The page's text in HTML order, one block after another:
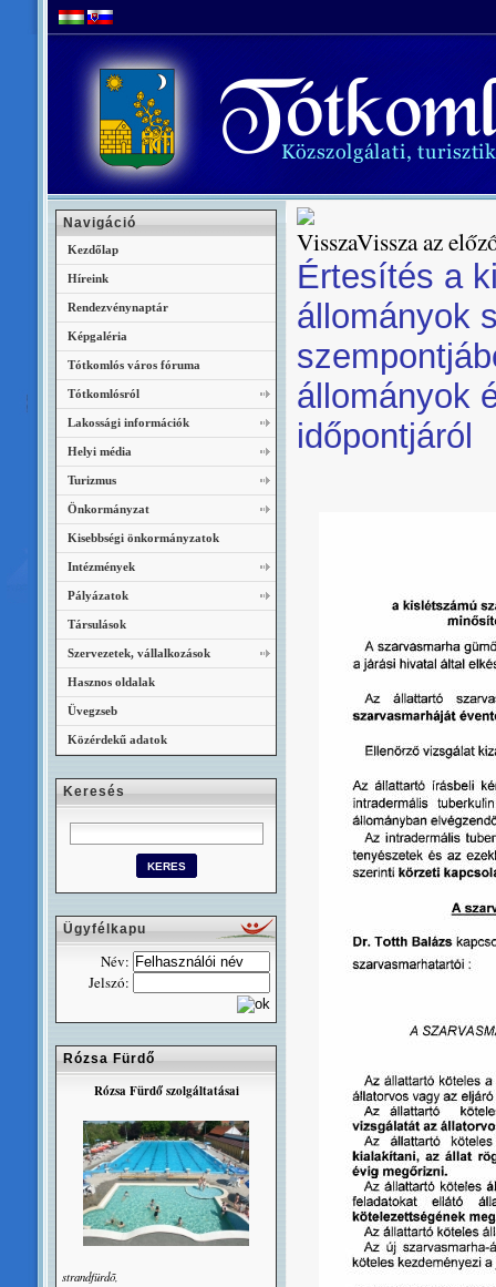
Vissza az
Értesítés a
állományok
állományok
időpontjáról
Navigáció
Kezdőlap
Híreink
Rendezvénynaptár
Képgaléria
Tótkomlós város fóruma
Tótkomlósról
Lakossági információk
Helyi média
Turizmus
Önkormányzat
Kisebbségi önkormányzatok
Intézmények
Pályázatok
Társulások
Szervezetek, vállalkozások
Hasznos oldalak
Üvegzseb
Közérdekű adatok
Keresés
Ügyfélkapu
Név:
Jelszó:
Rózsa Fürdő
Rózsa Fürdő szolgáltatásai
strandfürdõ,